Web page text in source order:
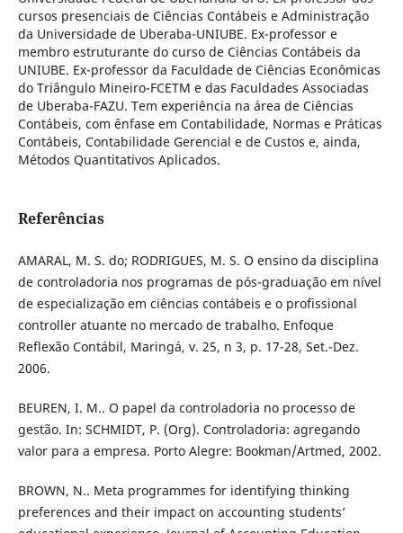
cursos presenciais de Ciências Contábeis e Administração
da Universidade de Uberaba-UNIUBE. Ex-professor e
membro estruturante do curso de Ciências Contábeis da
UNIUBE. Ex-professor da Faculdade de Ciências Econômicas
do Triângulo Mineiro-FCETM e das Faculdades Associadas
de Uberaba-FAZU. Tem experiência na área de Ciências
Contábeis, com ênfase em Contabilidade, Normas e Práticas
Contábeis, Contabilidade Gerencial e de Custos e, ainda,
Métodos Quantitativos Aplicados.
Referências
AMARAL, M. S. do; RODRIGUES, M. S. O ensino da disciplina
de controladoria nos programas de pós-graduação em nível
de especialização em ciências contábeis e o profissional
controller atuante no mercado de trabalho. Enfoque
Reflexão Contábil, Maringá, v. 25, n 3, p. 17-28, Set.-Dez.
2006.
BEUREN, I. M.. O papel da controladoria no processo de
gestão. In: SCHMIDT, P. (Org). Controladoria: agregando
valor para a empresa. Porto Alegre: Bookman/Artmed, 2002.
BROWN, N.. Meta programmes for identifying thinking
preferences and their impact on accounting students’